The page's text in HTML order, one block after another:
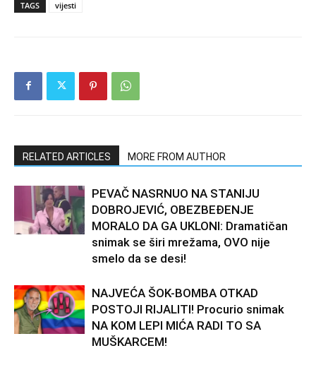
TAGS vijesti
RELATED ARTICLES MORE FROM AUTHOR
PEVAČ NASRNUO NA STANIJU
DOBROJEVIĆ, OBEZBEĐENJE
MORALO DA GA UKLONI: Dramatičan
snimak se širi mrežama, OVO nije
smelo da se desi!
NAJVEĆA ŠOK-BOMBA OTKAD
POSTOJI RIJALITI! Procurio snimak
NA KOM LEPI MIĆA RADI TO SA
MUŠKARCEM!